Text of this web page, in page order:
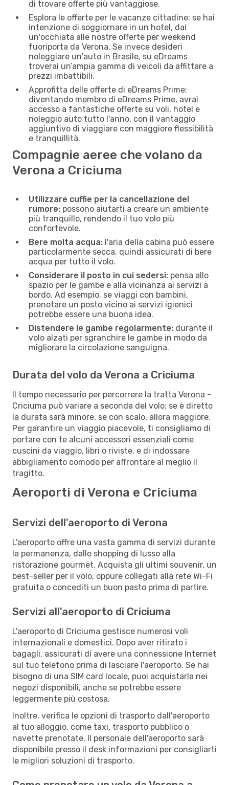
di trovare offerte più vantaggiose.
Esplora le offerte per le vacanze cittadine: se hai
intenzione di soggiornare in un hotel, dai
un'occhiata alle nostre offerte per weekend
fuoriporta da Verona. Se invece desideri
noleggiare un'auto in Brasile, su eDreams
troverai un’ampia gamma di veicoli da affittare a
prezzi imbattibili.
Approfitta delle offerte di eDreams Prime:
diventando membro di eDreams Prime, avrai
accesso a fantastiche offerte su voli, hotel e
noleggio auto tutto l'anno, con il vantaggio
aggiuntivo di viaggiare con maggiore flessibilità
e tranquillità.
Compagnie aeree che volano da
Verona a Criciuma
Utilizzare cuffie per la cancellazione del
rumore: possono aiutarti a creare un ambiente
più tranquillo, rendendo il tuo volo più
confortevole.
Bere molta acqua: l'aria della cabina può essere
particolarmente secca, quindi assicurati di bere
acqua per tutto il volo.
Considerare il posto in cui sedersi: pensa allo
spazio per le gambe e alla vicinanza ai servizi a
bordo. Ad esempio, se viaggi con bambini,
prenotare un posto vicino ai servizi igienici
potrebbe essere una buona idea.
Distendere le gambe regolarmente: durante il
volo alzati per sgranchire le gambe in modo da
migliorare la circolazione sanguigna.
Durata del volo da Verona a Criciuma
Il tempo necessario per percorrere la tratta Verona -
Criciuma può variare a seconda del volo: se è diretto
la durata sarà minore, se con scalo, allora maggiore.
Per garantire un viaggio piacevole, ti consigliamo di
portare con te alcuni accessori essenziali come
cuscini da viaggio, libri o riviste, e di indossare
abbigliamento comodo per affrontare al meglio il
tragitto.
Aeroporti di Verona e Criciuma
Servizi dell'aeroporto di Verona
L'aeroporto offre una vasta gamma di servizi durante
la permanenza, dallo shopping di lusso alla
ristorazione gourmet. Acquista gli ultimi souvenir, un
best-seller per il volo, oppure collegati alla rete Wi-Fi
gratuita o concediti un buon pasto prima di partire.
Servizi all'aeroporto di Criciuma
L'aeroporto di Criciuma gestisce numerosi voli
internazionali e domestici. Dopo aver ritirato i
bagagli, assicurati di avere una connessione Internet
sul tuo telefono prima di lasciare l'aeroporto. Se hai
bisogno di una SIM card locale, puoi acquistarla nei
negozi disponibili, anche se potrebbe essere
leggermente più costosa.
Inoltre, verifica le opzioni di trasporto dall'aeroporto
al tuo alloggio, come taxi, trasporto pubblico o
navette prenotate. Il personale dell'aeroporto sarà
disponibile presso il desk informazioni per consigliarti
le migliori soluzioni di trasporto.